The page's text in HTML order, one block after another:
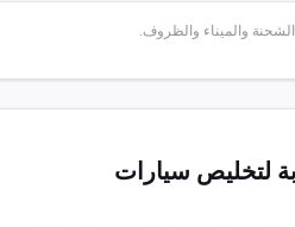
والميناء والظروف.
لتخليص سيارات